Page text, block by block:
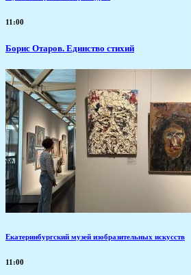
11:00
Борис Отаров. Единство стихий
Екатеринбургский музей изобразительных искусств
11:00